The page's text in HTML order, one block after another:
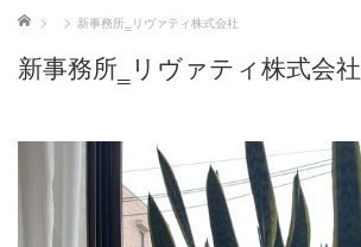
ホーム 新事務所‗リヴァティ株式会社
新事務所‗リヴァティ株式会社